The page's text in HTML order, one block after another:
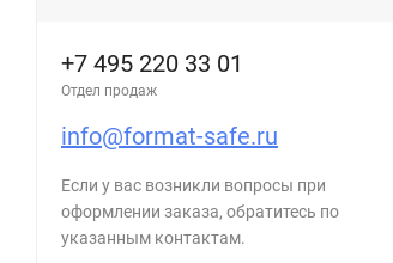
+7 495 220 33 01
Отдел продаж
info@format-safe.ru
Если у вас возникли вопросы при
оформлении заказа, обратитесь по
указанным контактам.